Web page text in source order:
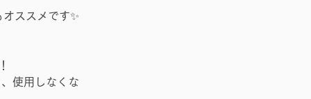
ススメです✨
使用しなくな